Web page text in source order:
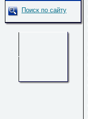
Поиск по сайту